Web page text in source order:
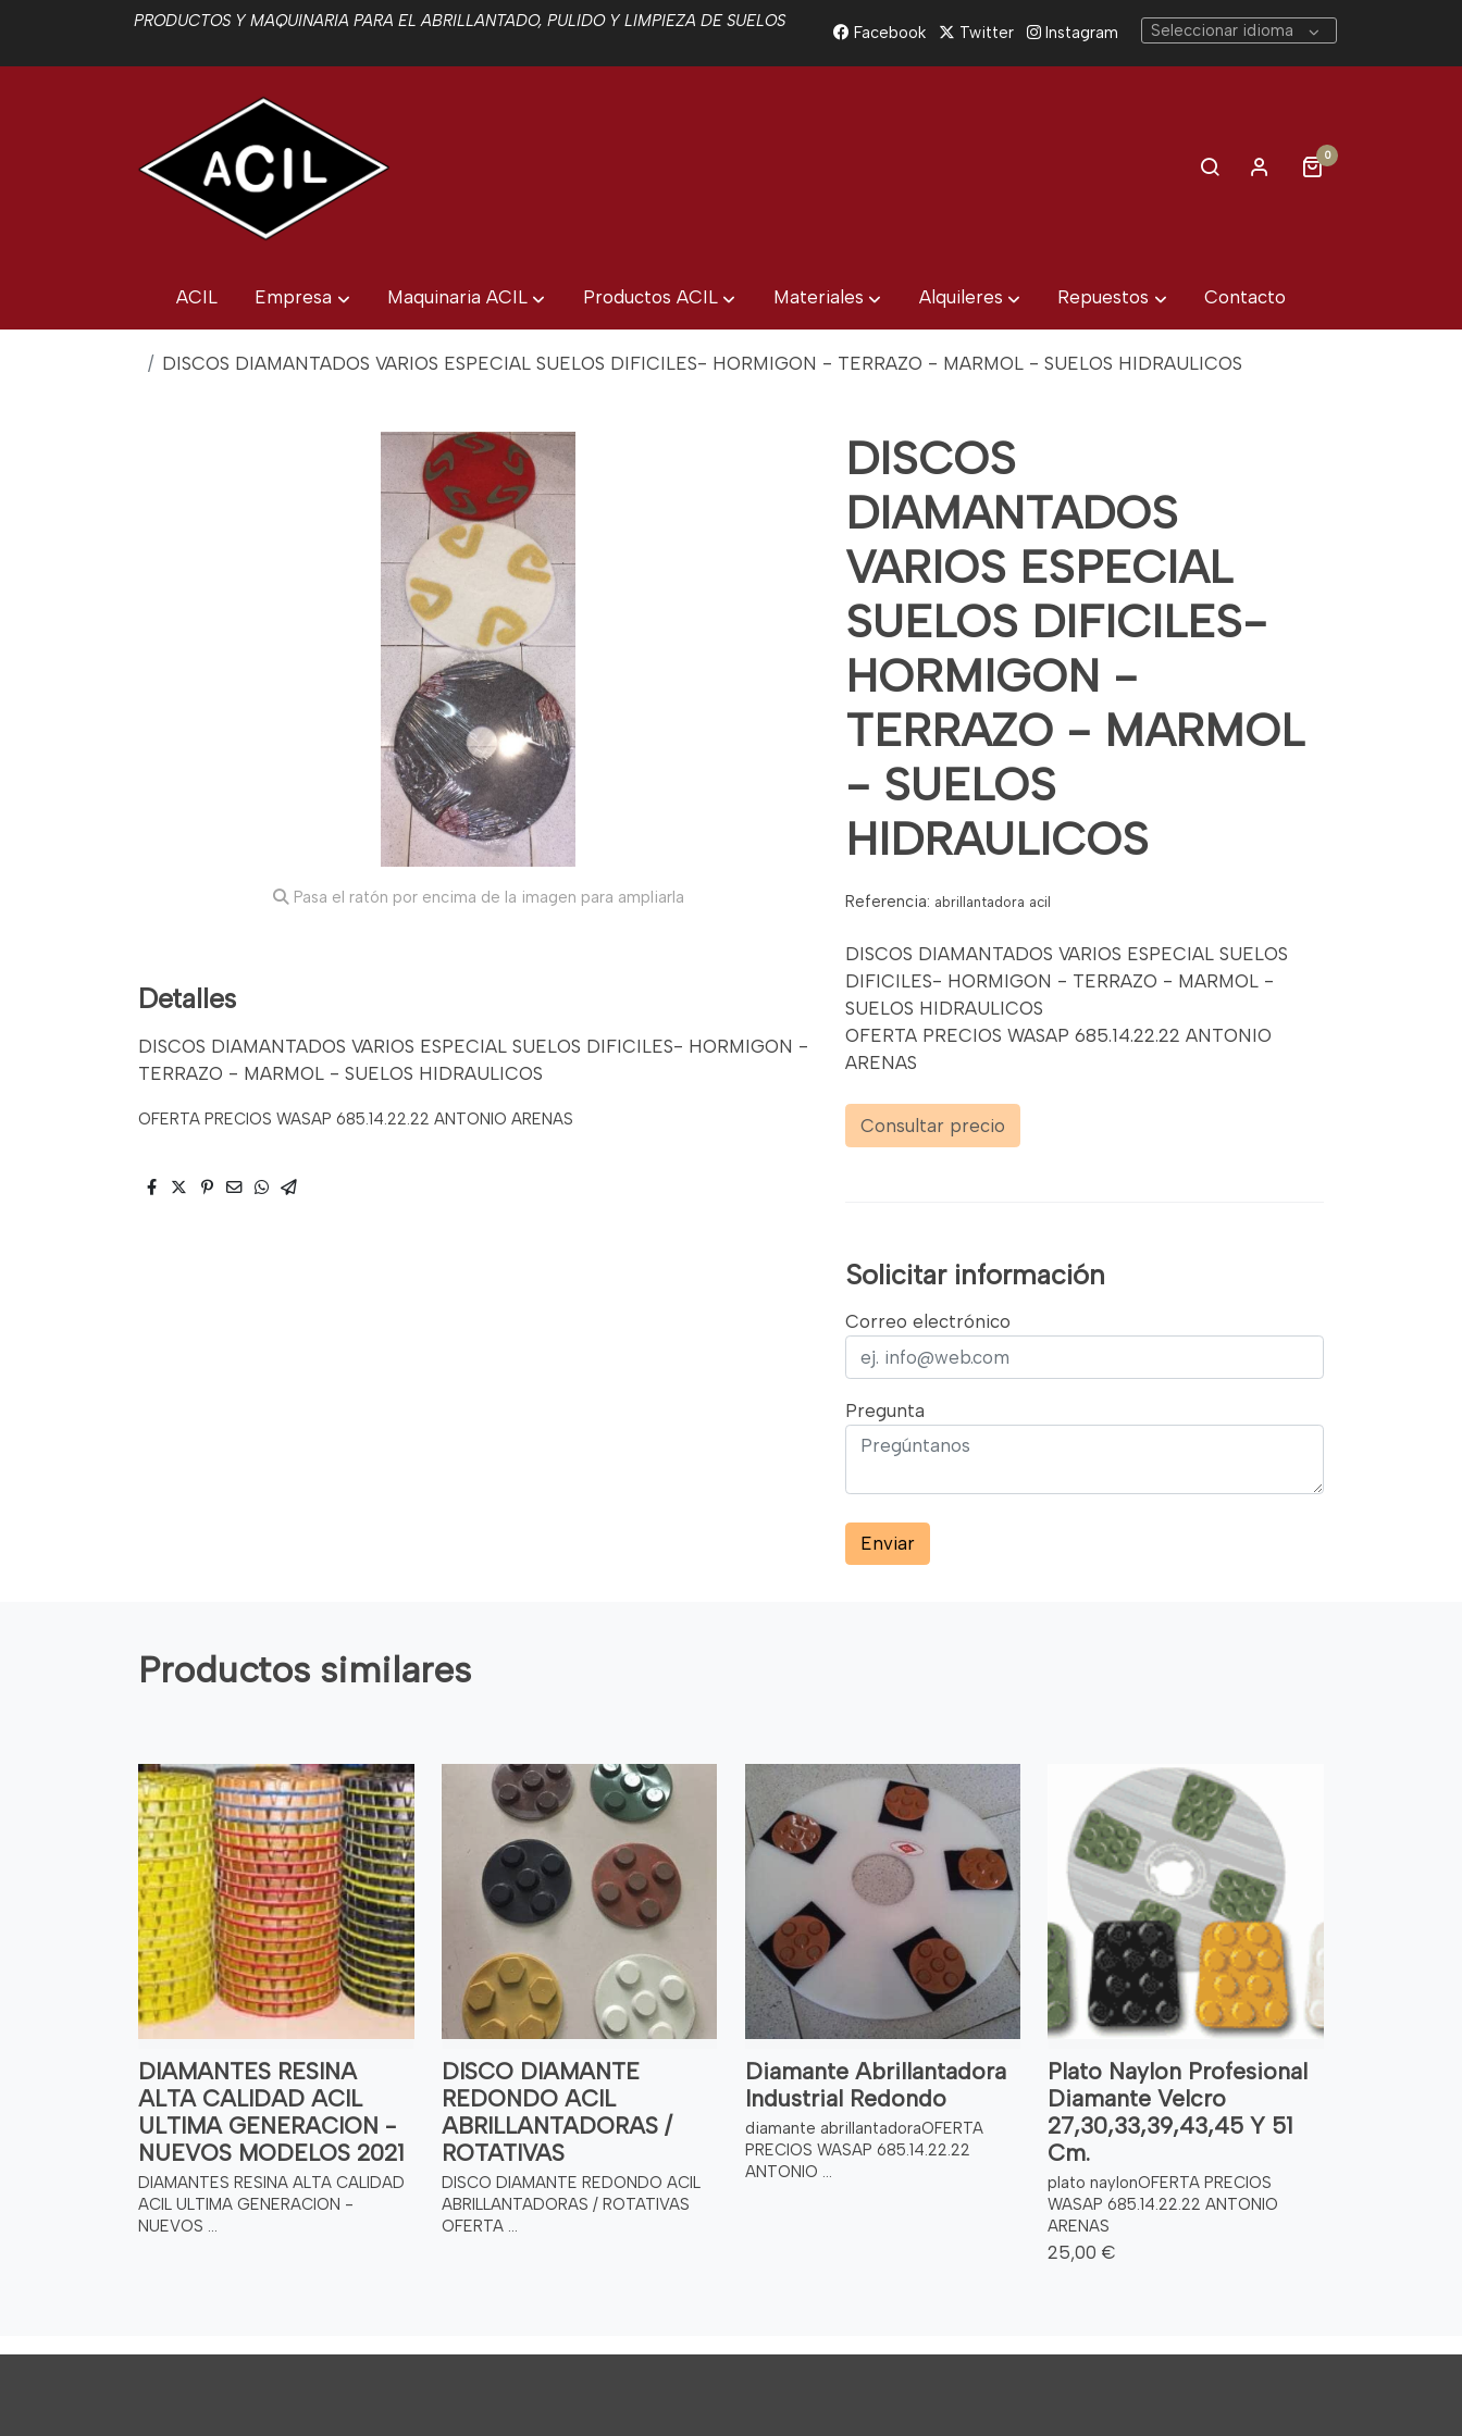
PRODUCTOS Y MAQUINARIA PARA EL ABRILLANTADO, PULIDO Y LIMPIEZA DE SUELOS
Facebook Twitter Instagram Seleccionar idioma
0
ACIL Empresa Maquinaria ACIL Productos ACIL Materiales Alquileres Repuestos Contacto
DISCOS DIAMANTADOS VARIOS ESPECIAL SUELOS DIFICILES- HORMIGON - TERRAZO - MARMOL - SUELOS HIDRAULICOS
Pasa el ratón por encima de la imagen para ampliarla
Detalles
DISCOS DIAMANTADOS VARIOS ESPECIAL SUELOS DIFICILES- HORMIGON -
TERRAZO - MARMOL - SUELOS HIDRAULICOS
OFERTA PRECIOS WASAP 685.14.22.22 ANTONIO ARENAS
DISCOS
DIAMANTADOS
VARIOS ESPECIAL
SUELOS DIFICILES-
HORMIGON -
TERRAZO - MARMOL
- SUELOS
HIDRAULICOS
Referencia: abrillantadora acil
DISCOS DIAMANTADOS VARIOS ESPECIAL SUELOS
DIFICILES- HORMIGON - TERRAZO - MARMOL -
SUELOS HIDRAULICOS
OFERTA PRECIOS WASAP 685.14.22.22 ANTONIO
ARENAS
Consultar precio
Solicitar información
Correo electrónico
Pregunta
Enviar
Productos similares
DIAMANTES RESINA
ALTA CALIDAD ACIL
ULTIMA GENERACION -
NUEVOS MODELOS 2021
DIAMANTES RESINA ALTA CALIDAD
ACIL ULTIMA GENERACION -
NUEVOS ...
DISCO DIAMANTE
REDONDO ACIL
ABRILLANTADORAS /
ROTATIVAS
DISCO DIAMANTE REDONDO ACIL
ABRILLANTADORAS / ROTATIVAS
OFERTA ...
Diamante Abrillantadora
Industrial Redondo
diamante abrillantadoraOFERTA
PRECIOS WASAP 685.14.22.22
ANTONIO ...
Plato Naylon Profesional
Diamante Velcro
27,30,33,39,43,45 Y 51
Cm.
plato naylonOFERTA PRECIOS
WASAP 685.14.22.22 ANTONIO
ARENAS
25,00 €